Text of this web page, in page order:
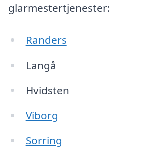
glarmestertjenester:
Randers
Langå
Hvidsten
Viborg
Sorring